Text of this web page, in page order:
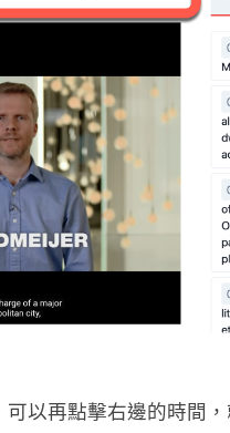
以再點擊右邊的時間